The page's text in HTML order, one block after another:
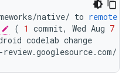
/native/ to remote
( 1 commit, Wed Aug 7
codelab change
-review.googlesource.com/